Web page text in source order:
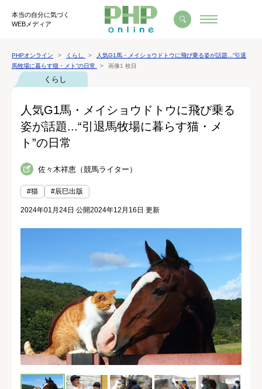
本当の自分に気づく
WEBメディア
PHPオンライン くらし
人気G1馬・メイショウドトウに飛び乗る姿が話題...“引退
馬牧場に暮らす猫・メト”の日常
画像1 枚目
くらし
人気G1馬・メイショウドトウに飛び乗る
姿が話題...“引退馬牧場に暮らす猫・メ
ト”の日常
佐々木祥恵（競馬ライター）
#猫 #辰巳出版
2024年01月24日 公開2024年12月16日 更新